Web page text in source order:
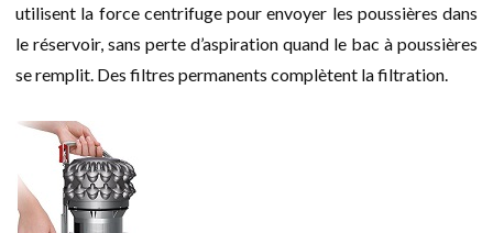
utilisent la force centrifuge pour envoyer les poussières dans
le réservoir, sans perte d’aspiration quand le bac à poussières
se remplit. Des filtres permanents complètent la filtration.